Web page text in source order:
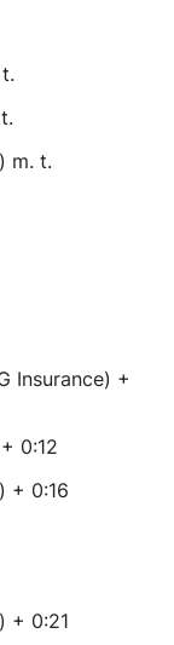
m. t.
Insurance) +
0:12
+ 0:16
+ 0:21